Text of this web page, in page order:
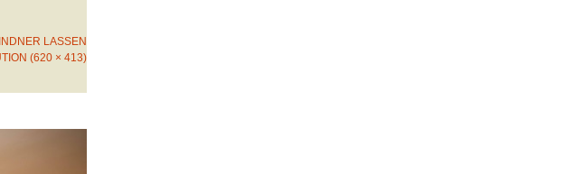
LASSEN
(620 × 413)